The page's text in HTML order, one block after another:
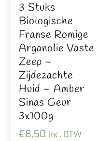
3 Stuks
Biologische
Franse Romige
Arganolie Vaste
Zeep –
Zijdezachte
Huid – Amber
Sinas Geur
3x100g
€8,50 inc. BTW